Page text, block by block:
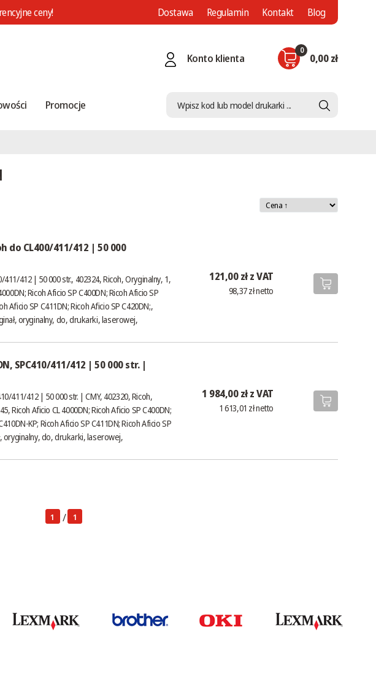
ceny! Dostawa Regulamin Kontakt Blog
Konto klienta
0
0,00 zł
Promocje
do CL400/411/412 | 50 000
412 | 50 000 str., 402324, Ricoh, Oryginalny, 1,
Ricoh Aficio SP C400DN; Ricoh Aficio SP
Aficio SP C411DN; Ricoh Aficio SP C420DN;,
oryginalny, do, drukarki, laserowej,
121,00 zł z VAT
98,37 zł netto
SPC410/411/412 | 50 000 str. |
411/412 | 50 000 str. | CMY, 402320, Ricoh,
Ricoh Aficio CL 4000DN; Ricoh Aficio SP C400DN;
KP; Ricoh Aficio SP C411DN; Ricoh Aficio SP
oryginalny, do, drukarki, laserowej,
1 984,00 zł z VAT
1 613,01 zł netto
1 / 1